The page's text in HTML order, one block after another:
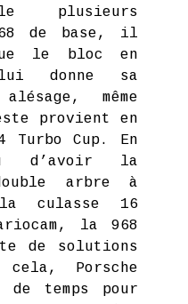
plusieurs
de base, il
le bloc en
donne sa
même
provient en
Turbo Cup. En
d’avoir la
arbre à
culasse 16
la 968
de solutions
Porsche
de temps pour